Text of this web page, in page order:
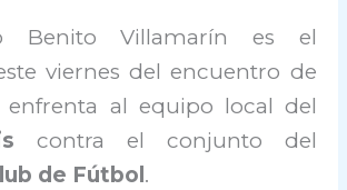
Benito Villamarín es el
viernes del encuentro de
al equipo local del
contra el conjunto del
de Fútbol .